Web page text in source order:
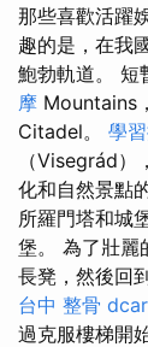
那些喜歡活躍
趣的是，在我
鮑勃軌道。
摩 Mountains
Citadel。 學
（Visegrád
化和自然景點
所羅門塔和城
堡。 為了壯麗
長凳，然後回
台中 整骨
過克服樓梯開